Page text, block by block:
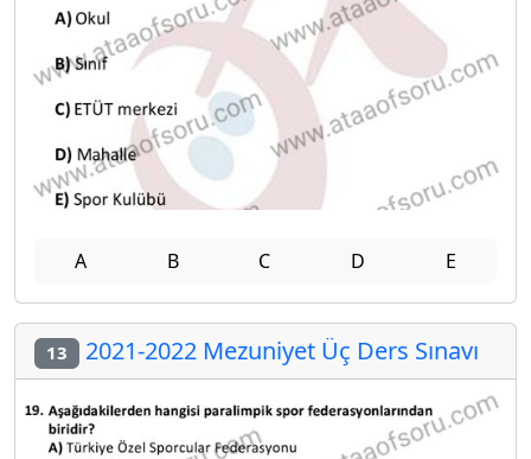
A B C D E
13 2021-2022 Mezuniyet Üç Ders Sınavı